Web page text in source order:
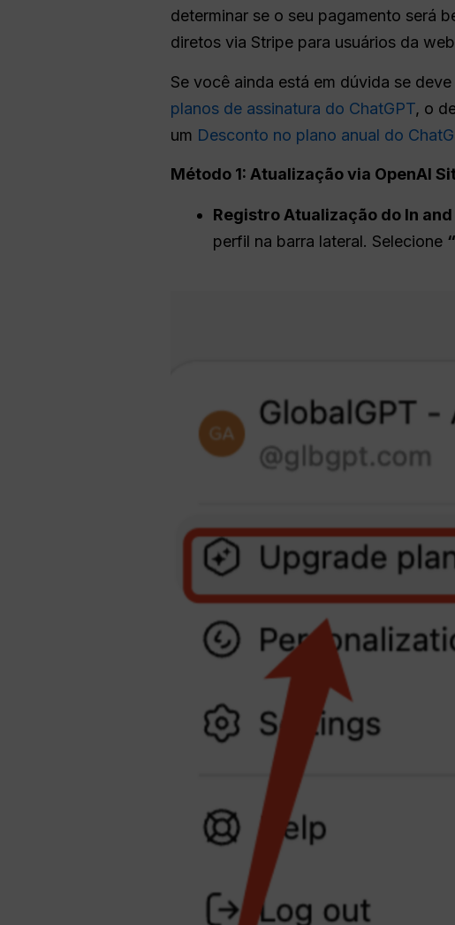
determinar se o seu pagamento será
diretos via Stripe para usuários da
Se você ainda está em dúvida se
planos de assinatura do ChatGPT, o
um Desconto no plano anual do
Método 1: Atualização via OpenAI
Registro Atualização do In
perfil na barra lateral. Selecione